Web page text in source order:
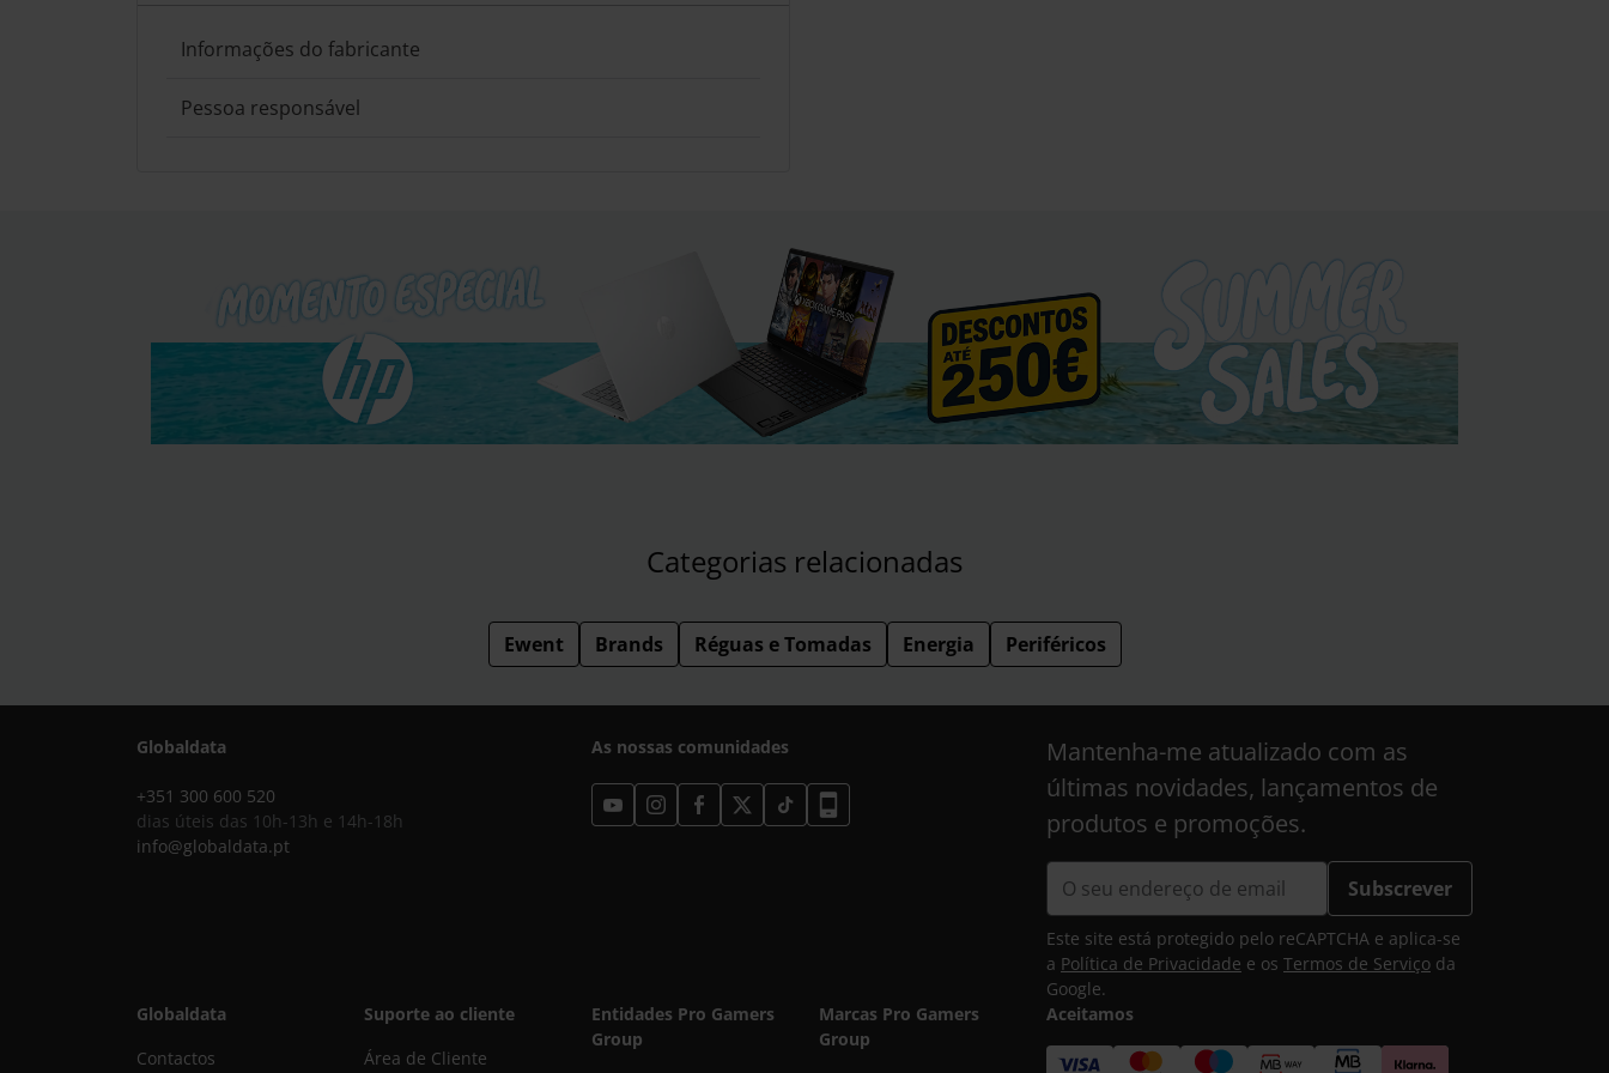
Informações do fabricante
Pessoa responsável
Categorias relacionadas
Ewent Brands Réguas e Tomadas Energia Periféricos
Globaldata
+351 300 600 520
dias úteis das 10h-13h e 14h-18h
info@globaldata.pt
As nossas comunidades
Mantenha-me atualizado com as
últimas novidades, lançamentos de
produtos e promoções.
Subscrever
Este site está protegido pelo reCAPTCHA e aplica-se
a Política de Privacidade e os Termos de Serviço da
Google.
Globaldata
Contactos
Suporte ao cliente
Área de Cliente
Entidades Pro Gamers
Group
Marcas Pro Gamers
Group
Aceitamos